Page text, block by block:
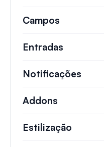
Campos
Entradas
Notificações
Addons
Estilização